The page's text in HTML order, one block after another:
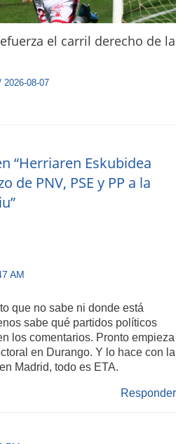
el carril derecho de la
2026-08-07
“Herriaren Eskubidea
de PNV, PSE y PP a la
AM
que no sabe ni donde está
sabe qué partidos políticos
los comentarios. Pronto empieza
en Durango. Y lo hace con la
Madrid, todo es ETA.
Responder